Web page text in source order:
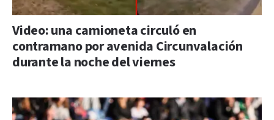
Video: una camioneta circuló en
contramano por avenida Circunvalación
durante la noche del viernes